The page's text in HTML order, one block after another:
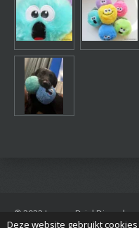
Deze website gebruikt
© 2022 Jan van Driel